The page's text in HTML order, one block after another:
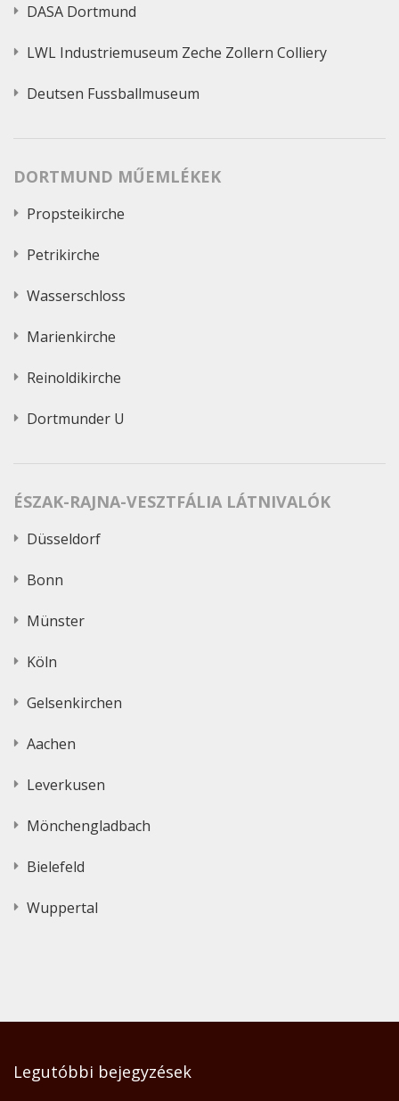
DASA Dortmund
LWL Industriemuseum Zeche Zollern Colliery
Deutsen Fussballmuseum
DORTMUND MŰEMLÉKEK
Propsteikirche
Petrikirche
Wasserschloss
Marienkirche
Reinoldikirche
Dortmunder U
ÉSZAK-RAJNA-VESZTFÁLIA LÁTNIVALÓK
Düsseldorf
Bonn
Münster
Köln
Gelsenkirchen
Aachen
Leverkusen
Mönchengladbach
Bielefeld
Wuppertal
Legutóbbi bejegyzések